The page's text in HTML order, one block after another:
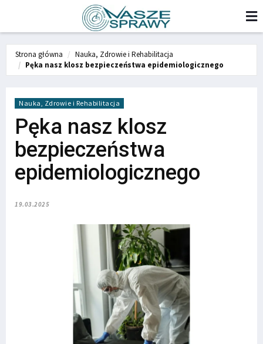
Strona główna
Nauka, Zdrowie i Rehabilitacja
Pęka nasz klosz bezpieczeństwa epidemiologicznego
Nauka, Zdrowie i Rehabilitacja
Pęka nasz klosz
bezpieczeństwa
epidemiologicznego
19.03.2025